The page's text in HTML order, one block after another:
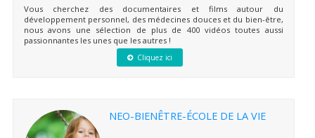
Vous cherchez des documentaires et films autour du
développement personnel, des médecines douces et du bien-être,
nous avons une sélection de plus de 400 vidéos toutes aussi
passionnantes les unes que les autres !
Cliquez ici
NEO-BIENÊTRE-ÉCOLE DE LA VIE